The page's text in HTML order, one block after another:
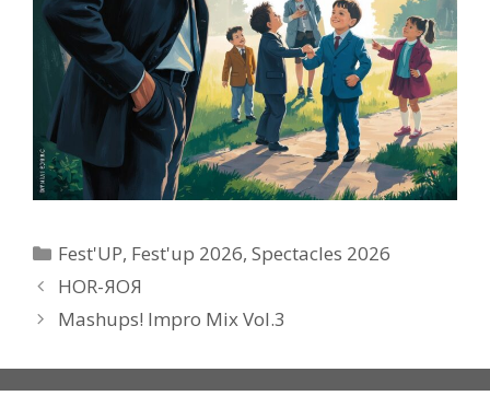
Catégories
Fest'UP, Fest'up 2026,Spectacles 2026
HOR-ЯOЯ
Mashups! Impro Mix Vol.3